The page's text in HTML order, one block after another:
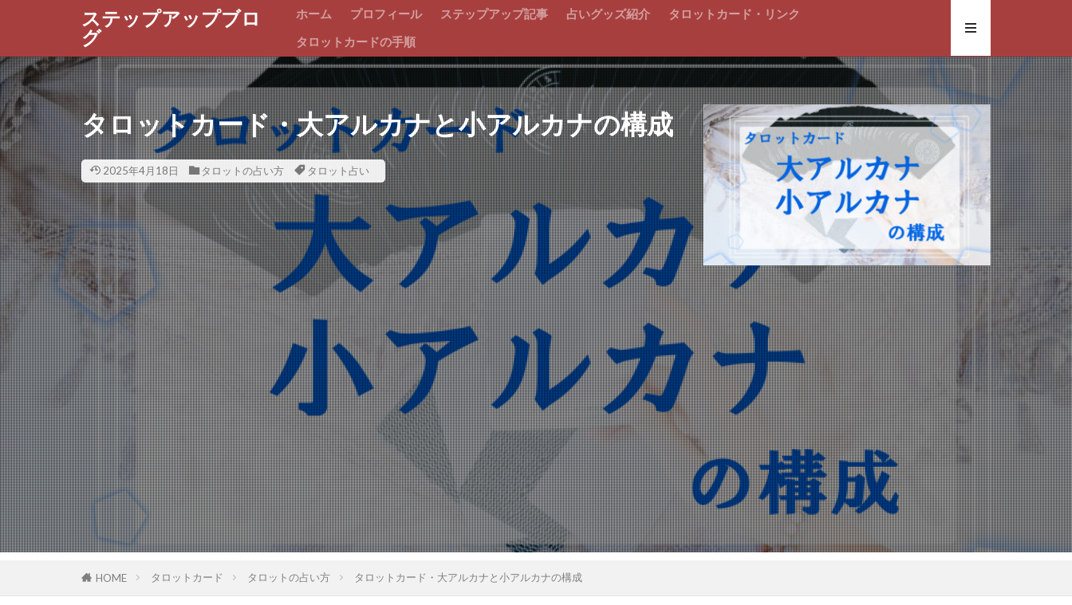
ステップアップブロ
グ
ホーム プロフィール ステップアップ記事 占いグッズ紹介
タロットカード・リンク
タロットカードの手順
タロットカード・大アルカナと小アルカナの構成
2025年4月18日 タロットの占い方 タロット占い
HOME タロットカード タロットの占い方 タロットカード・大アルカナと小アルカナの構成